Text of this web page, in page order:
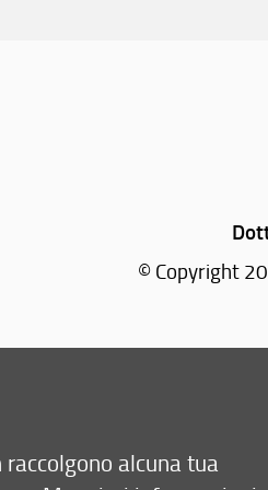
© Copyright
alcuna tua